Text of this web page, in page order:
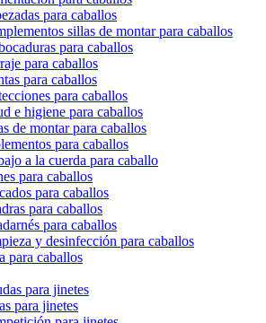
para caballos
sillas de montar para caballos
para caballos
para caballos
para caballos
para caballos
e higiene para caballos
de montar para caballos
para caballos
a la cuerda para caballo
para caballos
para caballos
para caballos
para caballos
y desinfección para caballos
para caballos
para jinetes
para jinetes